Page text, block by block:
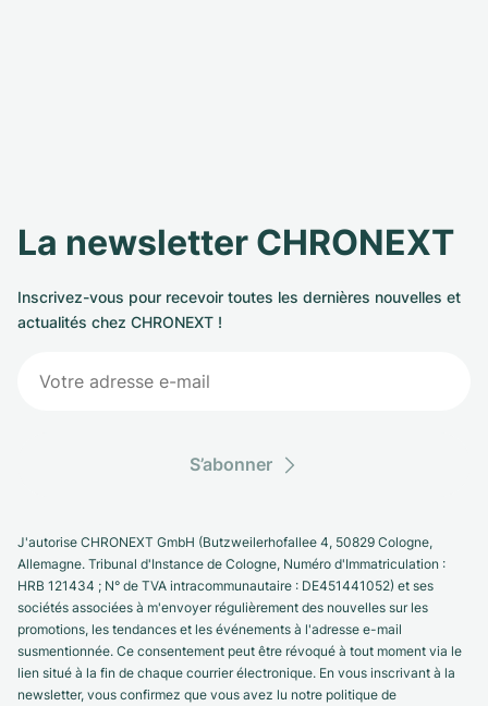
La newsletter CHRONEXT
Inscrivez-vous pour recevoir toutes les dernières nouvelles et
actualités chez CHRONEXT !
S’abonner
J'autorise CHRONEXT GmbH (Butzweilerhofallee 4, 50829 Cologne,
Allemagne. Tribunal d'Instance de Cologne, Numéro d'Immatriculation :
HRB 121434 ; N° de TVA intracommunautaire : DE451441052) et ses
sociétés associées à m'envoyer régulièrement des nouvelles sur les
promotions, les tendances et les événements à l'adresse e-mail
susmentionnée. Ce consentement peut être révoqué à tout moment via le
lien situé à la fin de chaque courrier électronique. En vous inscrivant à la
newsletter, vous confirmez que vous avez lu notre politique de